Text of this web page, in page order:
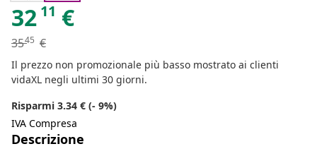
32 11 €
3545 €
Il prezzo non promozionale più basso mostrato ai clienti
vidaXL negli ultimi 30 giorni.
Risparmi 3.34 € (- 9%)
IVA Compresa
Descrizione